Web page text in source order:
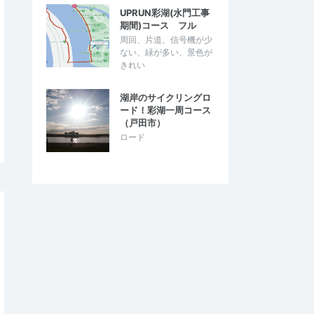
UPRUN彩湖(水門工事
期間)コース フル
周回、片道、信号機が少
ない、緑が多い、景色が
きれい
湖岸のサイクリングロ
ード！彩湖一周コース
（戸田市）
ロード